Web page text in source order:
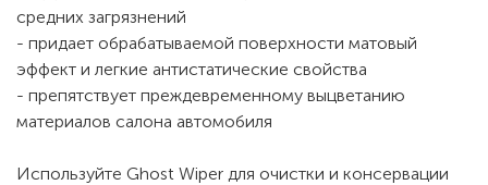
средних загрязнений
- придает обрабатываемой поверхности матовый
эффект и легкие антистатические свойства
- препятствует преждевременному выцветанию
материалов салона автомобиля
Используйте Ghost Wiper для очистки и консервации